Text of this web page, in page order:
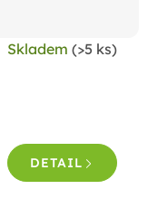
Skladem (>5 ks)
DETAIL